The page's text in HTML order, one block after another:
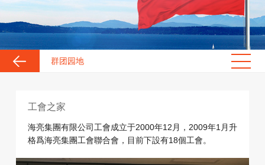
群团园地
工會之家
海亮集團有限公司工會成立于2000年12月，2009年1月升
格爲海亮集團工會聯合會，目前下設有18個工會。